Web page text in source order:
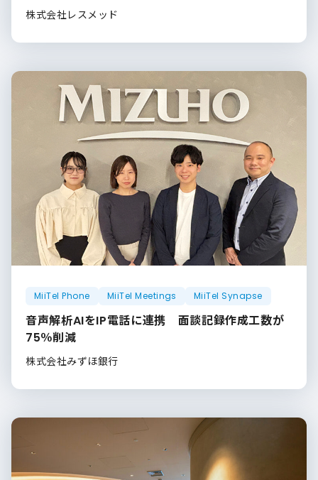
株式会社レスメッド
MiiTel Phone MiiTel Meetings MiiTel Synapse
音声解析AIをIP電話に連携 面談記録作成工数が
75％削減
株式会社みずほ銀行